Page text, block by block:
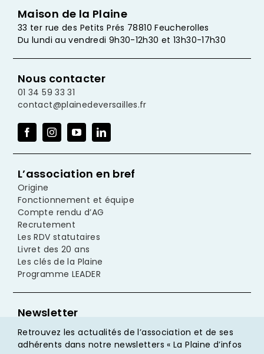
Maison de la Plaine
33 ter rue des Petits Prés 78810 Feucherolles
Du lundi au vendredi 9h30-12h30 et 13h30-17h30
Nous contacter
01 34 59 33 31
contact@plainedeversailles.fr
L’association en bref
Origine
Fonctionnement et équipe
Compte rendu d’AG
Recrutement
Les RDV statutaires
Livret des 20 ans
Les clés de la Plaine
Programme LEADER
Newsletter
Retrouvez les actualités de l’association et de ses
adhérents dans notre newsletters « La Plaine d’infos